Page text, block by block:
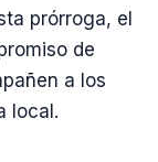
prórroga, el
de
a los
local.